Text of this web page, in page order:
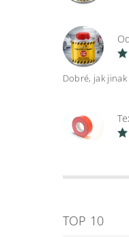
Dobré, jak jinak
TOP 10